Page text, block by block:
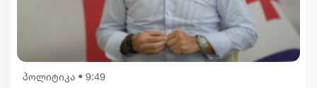
პოლიტიკა • 9:49